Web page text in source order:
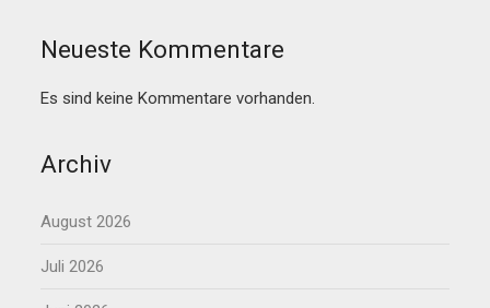
Neueste Kommentare
Es sind keine Kommentare vorhanden.
Archiv
August 2026
Juli 2026